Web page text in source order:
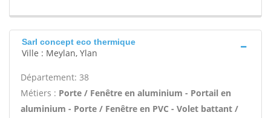
Sarl concept eco thermique
Ville : Meylan, Ylan
Département: 38
Métiers : Porte / Fenêtre en aluminium - Portail en
aluminium - Porte / Fenêtre en PVC - Volet battant /